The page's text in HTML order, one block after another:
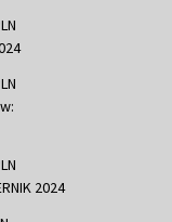
2024